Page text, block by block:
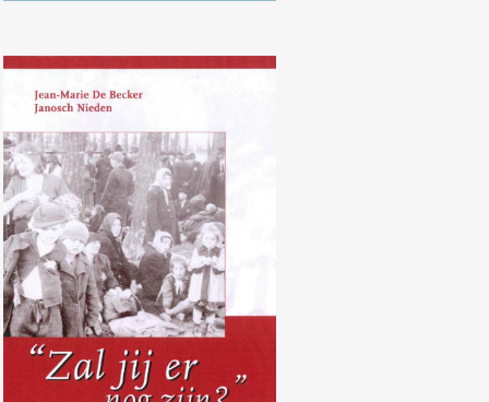
Set voor onderwijzers: Zal jij er
nog zijn?